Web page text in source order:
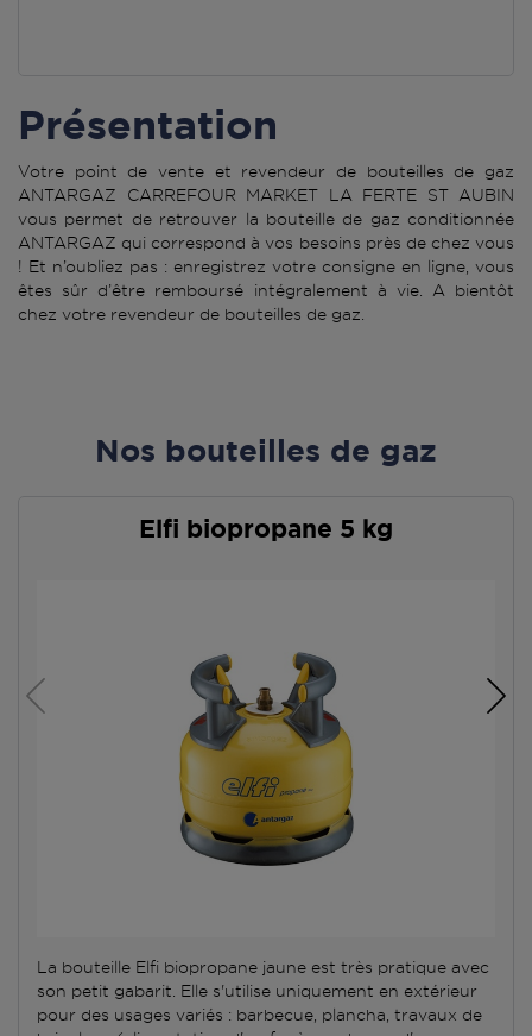
Présentation
Votre point de vente et revendeur de bouteilles de gaz
ANTARGAZ CARREFOUR MARKET LA FERTE ST AUBIN
vous permet de retrouver la bouteille de gaz conditionnée
ANTARGAZ qui correspond à vos besoins près de chez vous
! Et n’oubliez pas : enregistrez votre consigne en ligne, vous
êtes sûr d’être remboursé intégralement à vie. A bientôt
chez votre revendeur de bouteilles de gaz.
Nos bouteilles de gaz
Elfi biopropane 5 kg
La bouteille Elfi biopropane jaune est très pratique avec
son petit gabarit. Elle s'utilise uniquement en extérieur
pour des usages variés : barbecue, plancha, travaux de